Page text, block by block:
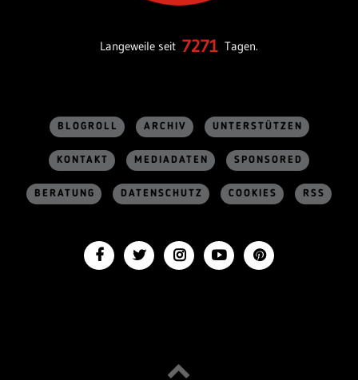
Langeweile seit 7271 Tagen.
BLOGROLL ARCHIV UNTERSTÜTZEN
KONTAKT MEDIADATEN SPONSORED
BERATUNG DATENSCHUTZ COOKIES RSS